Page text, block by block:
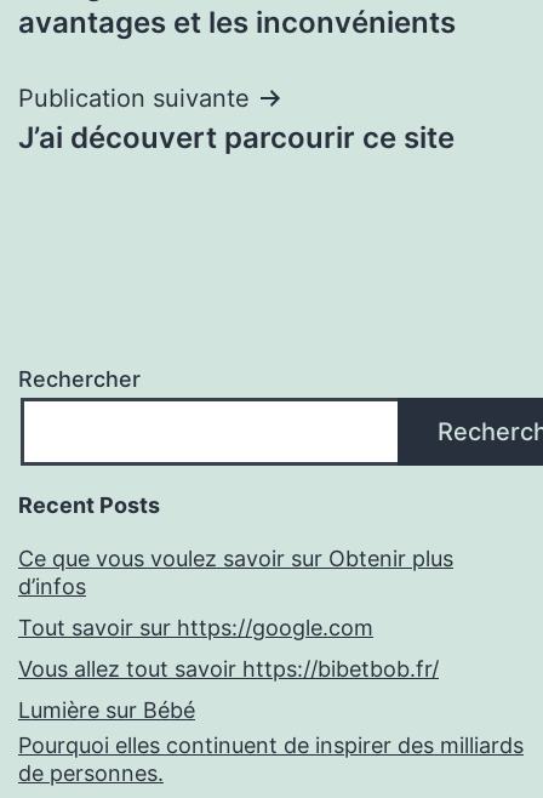
avantages et les inconvénients
Publication suivante
J’ai découvert parcourir ce site
Rechercher
Recent Posts
Ce que vous voulez savoir sur Obtenir plus
d’infos
Tout savoir sur https://google.com
Vous allez tout savoir https://bibetbob.fr/
Lumière sur Bébé
Pourquoi elles continuent de inspirer des milliards
de personnes.